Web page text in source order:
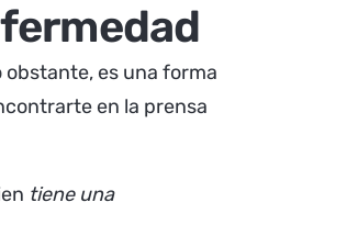
obstante, es una forma
en la prensa
tiene una